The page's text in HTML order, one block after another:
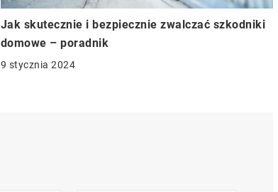
Jak skutecznie i bezpiecznie zwalczać szkodniki
domowe – poradnik
9 stycznia 2024